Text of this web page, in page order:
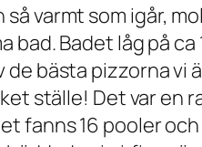
varmt som igår,
Badet låg på
bästa pizzorna
ställe! Det var
fanns 16 pooler